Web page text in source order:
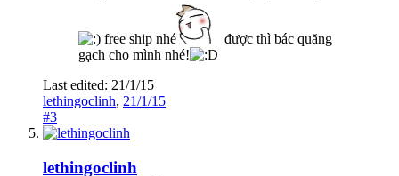
free ship nhé
được thì bác quăng
gạch cho mình nhé!
Last edited: 21/1/15
lethingoclinh, 21/1/15
#3
lethingoclinh